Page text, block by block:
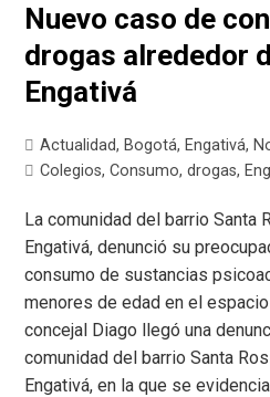
Nuevo caso de
drogas alrededor
Engativá
Actualidad, Bogotá, Engativá,
Colegios,Consumo,drogas,
La comunidad del barrio Santa
Engativá, denunció su
consumo de sustancias
menores de edad en el
concejal Diago llegó una
comunidad del barrio Santa
Engativá, en la que se